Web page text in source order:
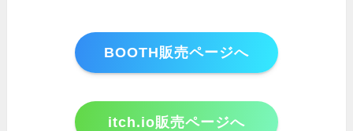
BOOTH販売ページへ
itch.io販売ページへ